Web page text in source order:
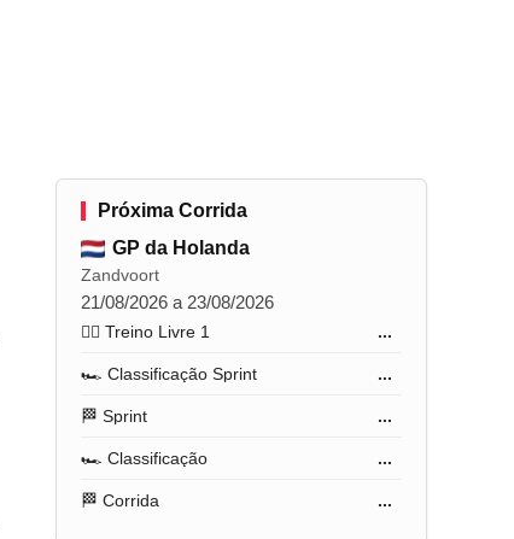
Próxima Corrida
GP da Holanda
Zandvoort
21/08/2026 a 23/08/2026
🏋️‍♂️ Treino Livre 1 ...
🏎️ Classificação Sprint ...
🏁 Sprint ...
🏎️ Classificação ...
🏁 Corrida ...